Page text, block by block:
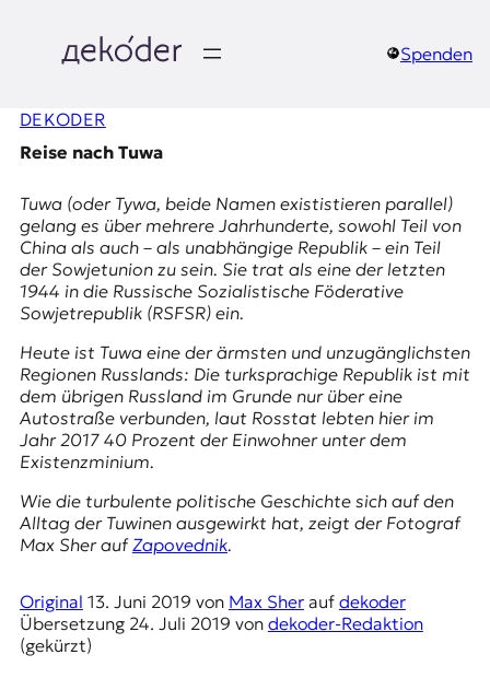
springen
e
k
o
d
e
r
|
D
E
K
D
E
Spenden
DEKODER
Reise nach Tuwa
Tuwa(oder Tywa, beide Namen exististieren parallel)
gelang es über mehrere Jahrhunderte, sowohl Teil von
China als auch – als unabhängige Republik – ein Teil
der Sowjetunion zu sein. Sie trat als eine der letzten
1944 in die Russische Sozialistische Föderative
Sowjetrepublik (RSFSR) ein.
Heute ist Tuwa eine der ärmsten und unzugänglichsten
Regionen Russlands: Die turksprachige Republik ist mit
dem übrigen Russland im Grunde nur über eine
Autostraße verbunden, laut Rosstat lebten hier im
Jahr 2017 40 Prozent der Einwohner unter dem
Existenzminium.
Wie die turbulente politische Geschichte sich auf den
Alltag der Tuwinen ausgewirkt hat, zeigt der Fotograf
Max SheraufZapovednik.
Original 13. Juni 2019 von Max Sherauf dekoder
Übersetzung 24. Juli 2019 von dekoder-Redaktion
(gekürzt)